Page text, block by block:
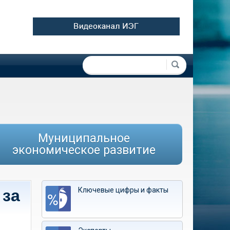
Форма поиска
Поиск
Муниципальное
экономическое развитие
Ключевые цифры и факты